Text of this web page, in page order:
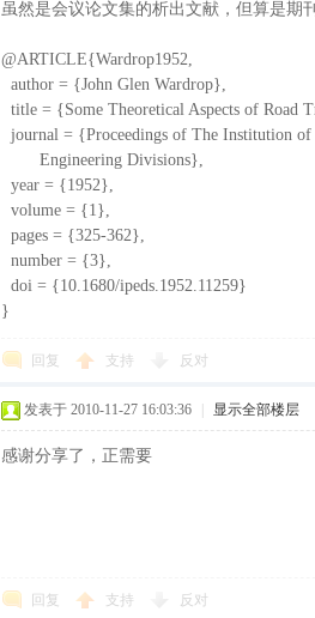
虽然是会议论文集的析出文献，但算是期
@ARTICLE{Wardrop1952,
author = {John Glen Wardrop},
title = {Some Theoretical Aspects of Road
journal = {Proceedings of The Institution
Engineering Divisions},
year = {1952},
volume = {1},
pages = {325-362},
number = {3},
doi = {10.1680/ipeds.1952.11259}
}
回复 支持 反对
发表于 2010-11-27 16:03:36 显示全部楼层
感谢分享了，正需要
回复 支持 反对